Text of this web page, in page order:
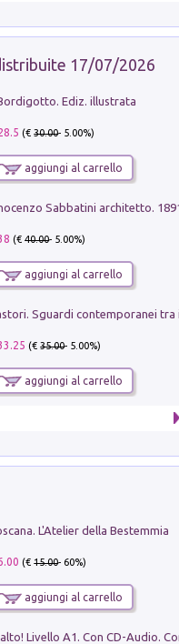
17/07/2026
Ediz. illustrata
(€30.00- 5.00%)
aggiungi al carrello
Sabbatini architetto.
(€40.00- 5.00%)
aggiungi al carrello
(€35.00- 5.00%)
aggiungi al carrello
L'Atelier della Bestemmia
(€15.00- 60%)
aggiungi al carrello